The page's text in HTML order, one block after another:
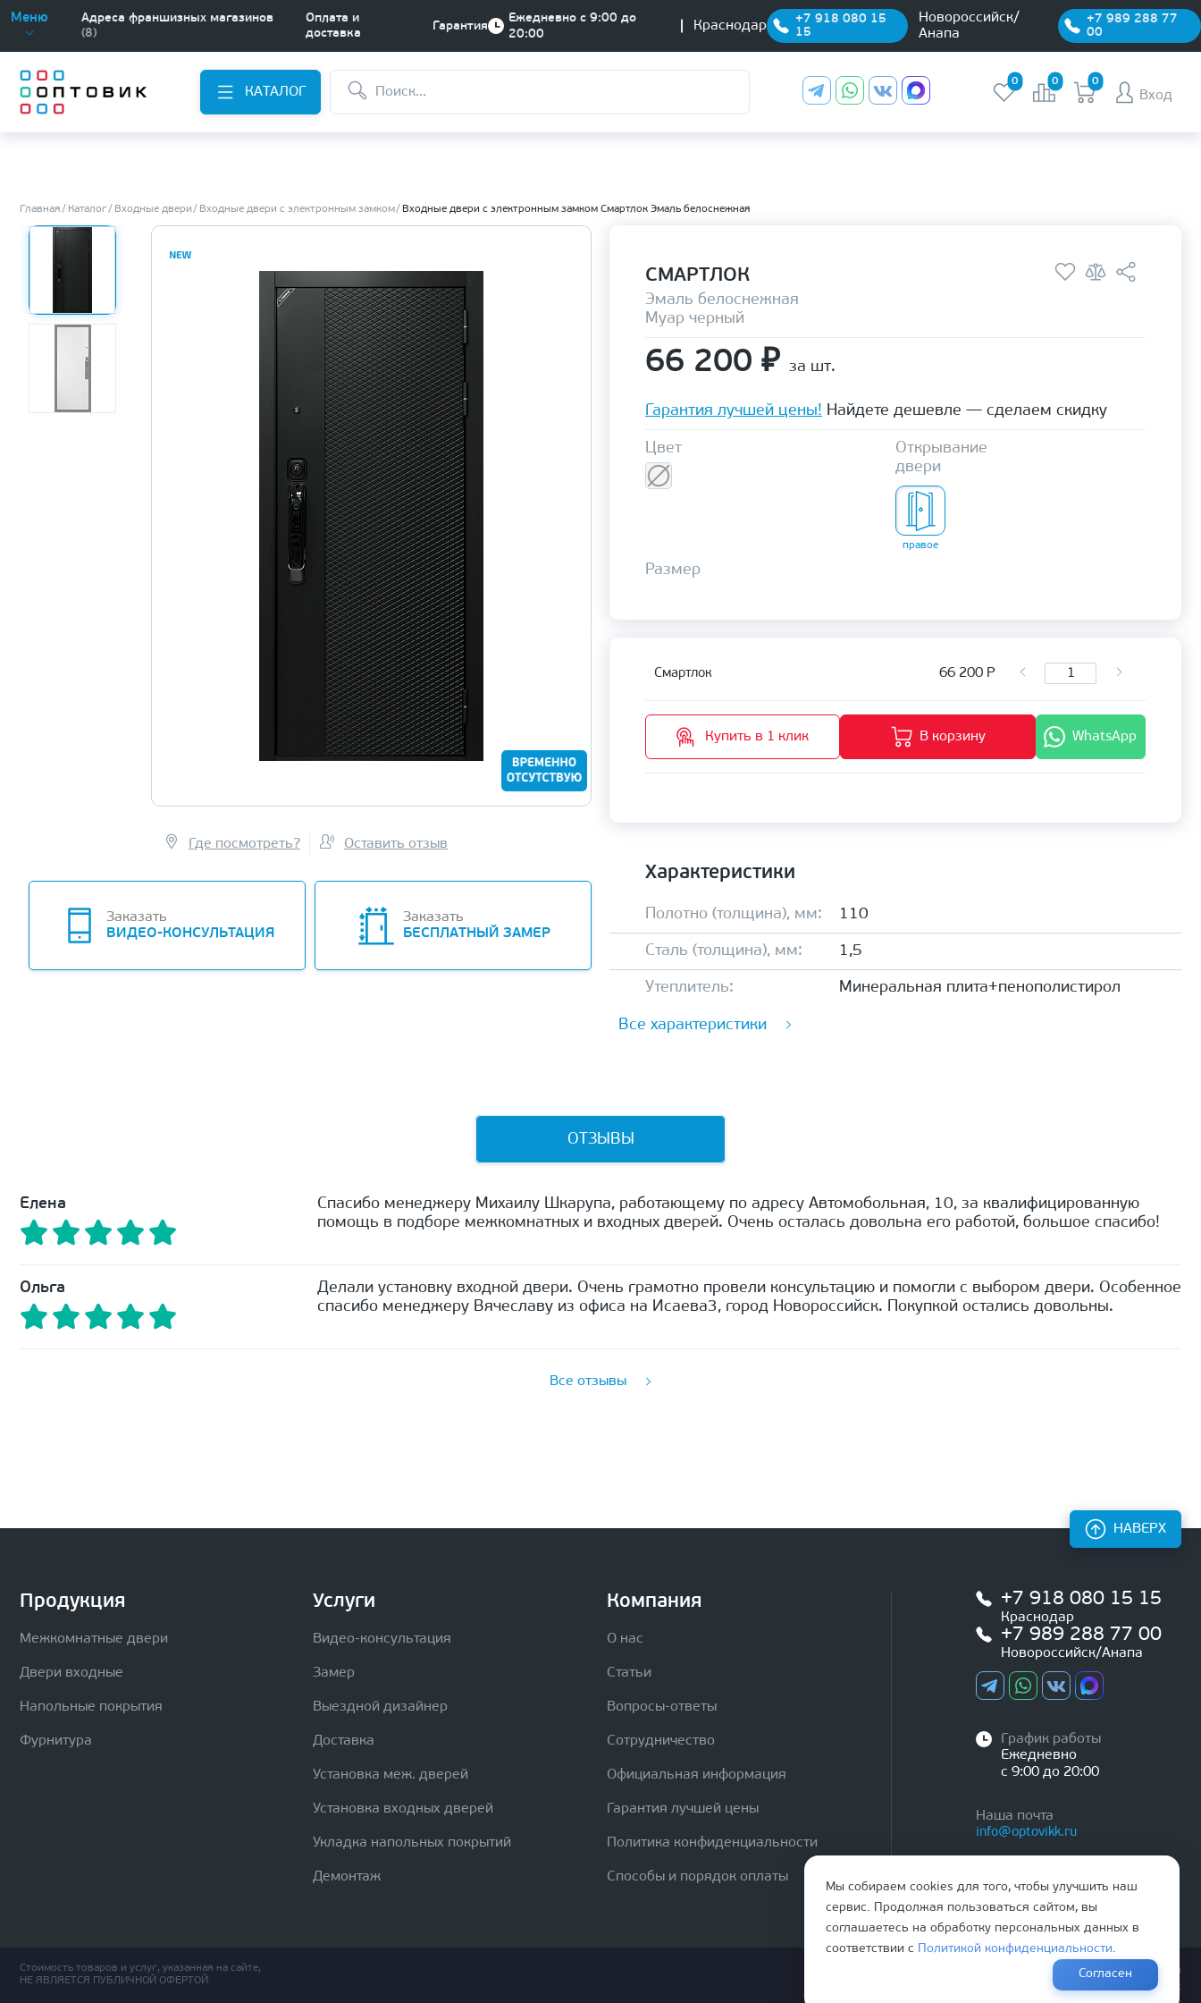
Меню
Адреса франшизных магазинов
(8)
Оплата и
доставка
Гарантия
Ежедневно с 9:00 до
20:00
Краснодар
+7 918 080 15
15
Новороссийск/
Анапа
+7 989 288 77
00
КАТАЛОГ
0 0 0
Вход
Главная Каталог Входные двери Входные двери с электронным замком Входные двери с электронным замком Смартлок Эмаль белоснежная
Где посмотреть? Оставить отзыв
Заказать
ВИДЕО-КОНСУЛЬТАЦИЯ
Заказать
БЕСПЛАТНЫЙ ЗАМЕР
СМАРТЛОК
Эмаль белоснежная
Муар черный
66 200 ₽ за шт.
Гарантия лучшей цены! Найдете дешевле — сделаем скидку
Цвет
Открывание
двери
правое
Размер
Смартлок 66 200 Р
Купить в 1 клик В корзину WhatsApp
Характеристики
Полотно (толщина), мм: 110
Сталь (толщина), мм: 1,5
Утеплитель: Минеральная плита+пенополистирол
Все характеристики
ОТЗЫВЫ
Елена
Спасибо менеджеру Михаилу Шкарупа, работающему по адресу Автомобольная, 10, за квалифицированную
помощь в подборе межкомнатных и входных дверей. Очень осталась довольна его работой, большое спасибо!
Ольга
Делали установку входной двери. Очень грамотно провели консультацию и помогли с выбором двери. Особенное
спасибо менеджеру Вячеславу из офиса на Исаева3, город Новороссийск. Покупкой остались довольны.
Все отзывы
Продукция
Межкомнатные двери
Двери входные
Напольные покрытия
Фурнитура
Услуги
Видео-консультация
Замер
Выездной дизайнер
Доставка
Установка меж. дверей
Установка входных дверей
Укладка напольных покрытий
Демонтаж
Компания
О нас
Статьи
Вопросы-ответы
Сотрудничество
Официальная информация
Гарантия лучшей цены
Политика конфиденциальности
Способы и порядок оплаты
+7 918 080 15 15
Краснодар
+7 989 288 77 00
Новороссийск/Анапа
График работы
Ежедневно
с 9:00 до 20:00
Наша почта
info@optovikk.ru
НАВЕРХ
Стоимость товаров и услуг, указанная на сайте,
НЕ ЯВЛЯЕТСЯ ПУБЛИЧНОЙ ОФЕРТОЙ
Правила эксплутации входных и межкомнатных дверей
Политика обработки персональных данных
Мы собираем cookies для того, чтобы улучшить наш
сервис. Продолжая пользоваться сайтом, вы
соглашаетесь на обработку персональных данных в
соответствии с
Политикой конфиденциальности.
Согласен